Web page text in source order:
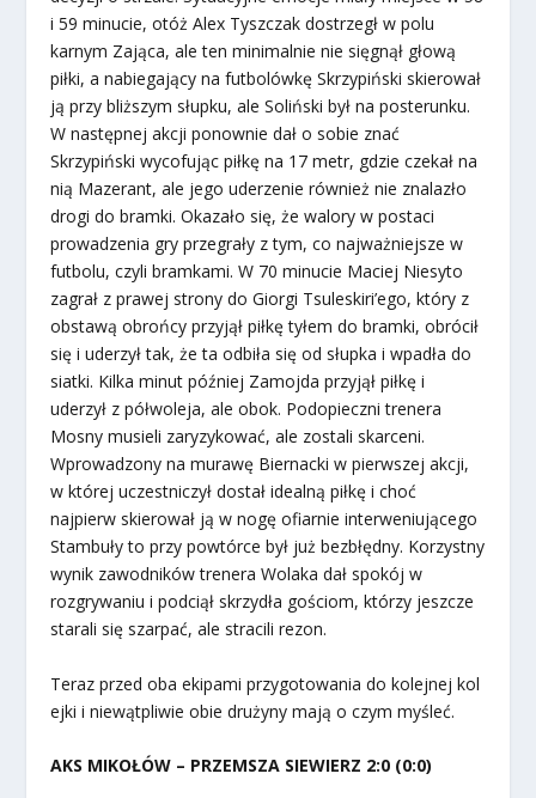
i 59 minucie, otóż Alex Tyszczak dostrzegł w polu
karnym Zająca, ale ten minimalnie nie sięgnął głową
piłki, a nabiegający na futbolówkę Skrzypiński skierował
ją przy bliższym słupku, ale Soliński był na posterunku.
W następnej akcji ponownie dał o sobie znać
Skrzypiński wycofując piłkę na 17 metr, gdzie czekał na
nią Mazerant, ale jego uderzenie również nie znalazło
drogi do bramki. Okazało się, że walory w postaci
prowadzenia gry przegrały z tym, co najważniejsze w
futbolu, czyli bramkami. W 70 minucie Maciej Niesyto
zagrał z prawej strony do Giorgi Tsuleskiri’ego, który z
obstawą obrońcy przyjął piłkę tyłem do bramki, obrócił
się i uderzył tak, że ta odbiła się od słupka i wpadła do
siatki. Kilka minut później Zamojda przyjął piłkę i
uderzył z półwoleja, ale obok. Podopieczni trenera
Mosny musieli zaryzykować, ale zostali skarceni.
Wprowadzony na murawę Biernacki w pierwszej akcji,
w której uczestniczył dostał idealną piłkę i choć
najpierw skierował ją w nogę ofiarnie interweniującego
Stambuły to przy powtórce był już bezbłędny. Korzystny
wynik zawodników trenera Wolaka dał spokój w
rozgrywaniu i podciął skrzydła gościom, którzy jeszcze
starali się szarpać, ale stracili rezon.
Teraz przed oba ekipami przygotowania do kolejnej kol
ejki i niewątpliwie obie drużyny mają o czym myśleć.
AKS MIKOŁÓW – PRZEMSZA SIEWIERZ 2:0 (0:0)